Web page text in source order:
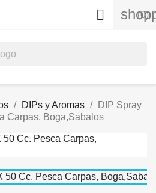
(0)

DIPs y Aromas
DIP Spray
Carpas, Boga,Sabalos